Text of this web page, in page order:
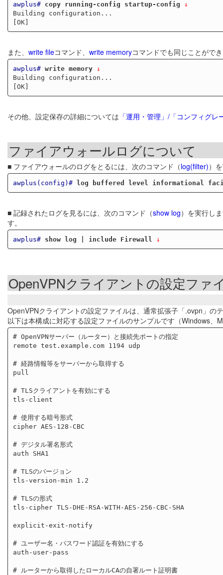
awplus# copy running-config startup-config ↓
Building configuration...
また、 write fileコマンド、 write memoryコマンドでも同じことがで
awplus# write memory ↓
Building configuration...
その他、設定保存の詳細については 「運用・管理」/「コンフィグレ
ファイアウォールログについて
■ ファイアウォールのログをとるには、次のコマンド（log(filter)）
awplus(config)# log buffered level informational
■ 記録されたログを見るには、次のコマンド（show log）を実行し
す。
awplus# show log | include Firewall ↓
OpenVPNクライアントの設定ファ
OpenVPNクライアントの設定ファイルは、通常拡張子「.ovpn」の
以下は本構成に対応する設定ファイルのサンプルです（Windows、
# OpenVPNサーバー（ルーター）と接続先ポートの指定
remote test.example.com 1194 udp
# 経路情報等をサーバーから取得する
pull
# TLSクライアントを有効にする
tls-client
# 使用する暗号形式
cipher AES-128-CBC
# デジタル署名形式
auth SHA1
# TLSのバージョン
tls-version-min 1.2
# TLSの形式
tls-cipher TLS-DHE-RSA-WITH-AES-256-CBC-SHA
explicit-exit-notify
# ユーザー名・パスワード認証を有効にする
auth-user-pass
# ルーターから取得したローカルCAの自署ルート証明書